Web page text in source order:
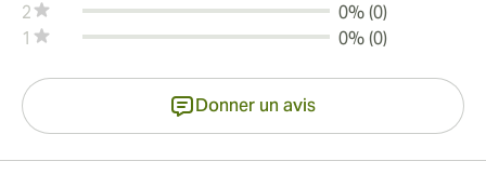
2
0% (0)
1
0% (0)
Donner un avis